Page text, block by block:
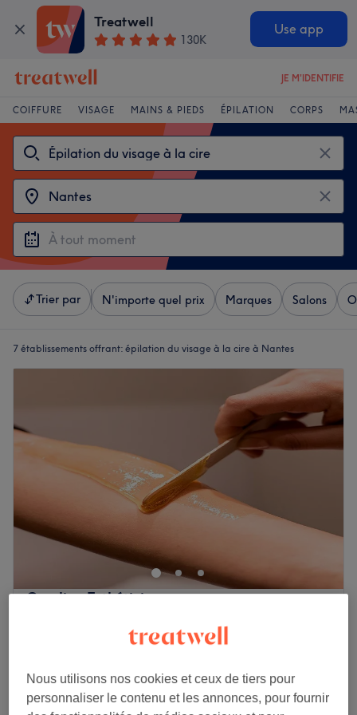
Treatwell
130K
Use app
JE M'IDENTIFIE
COIFFURE VISAGE MAINS & PIEDS ÉPILATION CORPS
Trier par N'importe quel prix Marques Salons
7 établissements offrant: épilation du visage à la cire à Nantes
Caroline Esthéticienne
Montrer sur la carte
15 min
Femme - Epilation visage complet
Nous utilisons nos cookies et ceux de tiers pour
personnaliser le contenu et les annonces, pour fournir